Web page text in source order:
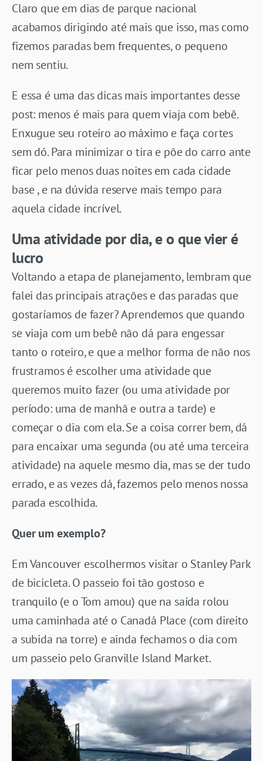
Claro que em dias de parque nacional
acabamos dirigindo até mais que isso, mas como
fizemos paradas bem frequentes, o pequeno
nem sentiu.
E essa é uma das dicas mais importantes desse
post: menos é mais para quem viaja com bebê.
Enxugue seu roteiro ao máximo e faça cortes
sem dó. Para minimizar o tira e põe do carro ante
ficar pelo menos duas noites em cada cidade
base , e na dúvida reserve mais tempo para
aquela cidade incrível.
Uma atividade por dia, e o que vier é
lucro
Voltando a etapa de planejamento, lembram que
falei das principais atrações e das paradas que
gostaríamos de fazer? Aprendemos que quando
se viaja com um bebê não dá para engessar
tanto o roteiro, e que a melhor forma de não nos
frustramos é escolher uma atividade que
queremos muito fazer (ou uma atividade por
período: uma de manhã e outra a tarde) e
começar o dia com ela. Se a coisa correr bem, dá
para encaixar uma segunda (ou até uma terceira
atividade) na aquele mesmo dia, mas se der tudo
errado, e as vezes dá, fazemos pelo menos nossa
parada escolhida.
Quer um exemplo?
Em Vancouver escolhermos visitar o Stanley Park
de bicicleta. O passeio foi tão gostoso e
tranquilo (e o Tom amou) que na saída rolou
uma caminhada até o Canadá Place (com direito
a subida na torre) e ainda fechamos o dia com
um passeio pelo Granville Island Market.